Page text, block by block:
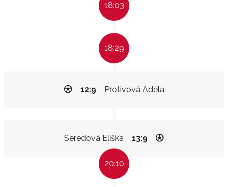
18:03
18:29
Protivová Adéla
12:9
Seredová Eliška 13:9
20:10